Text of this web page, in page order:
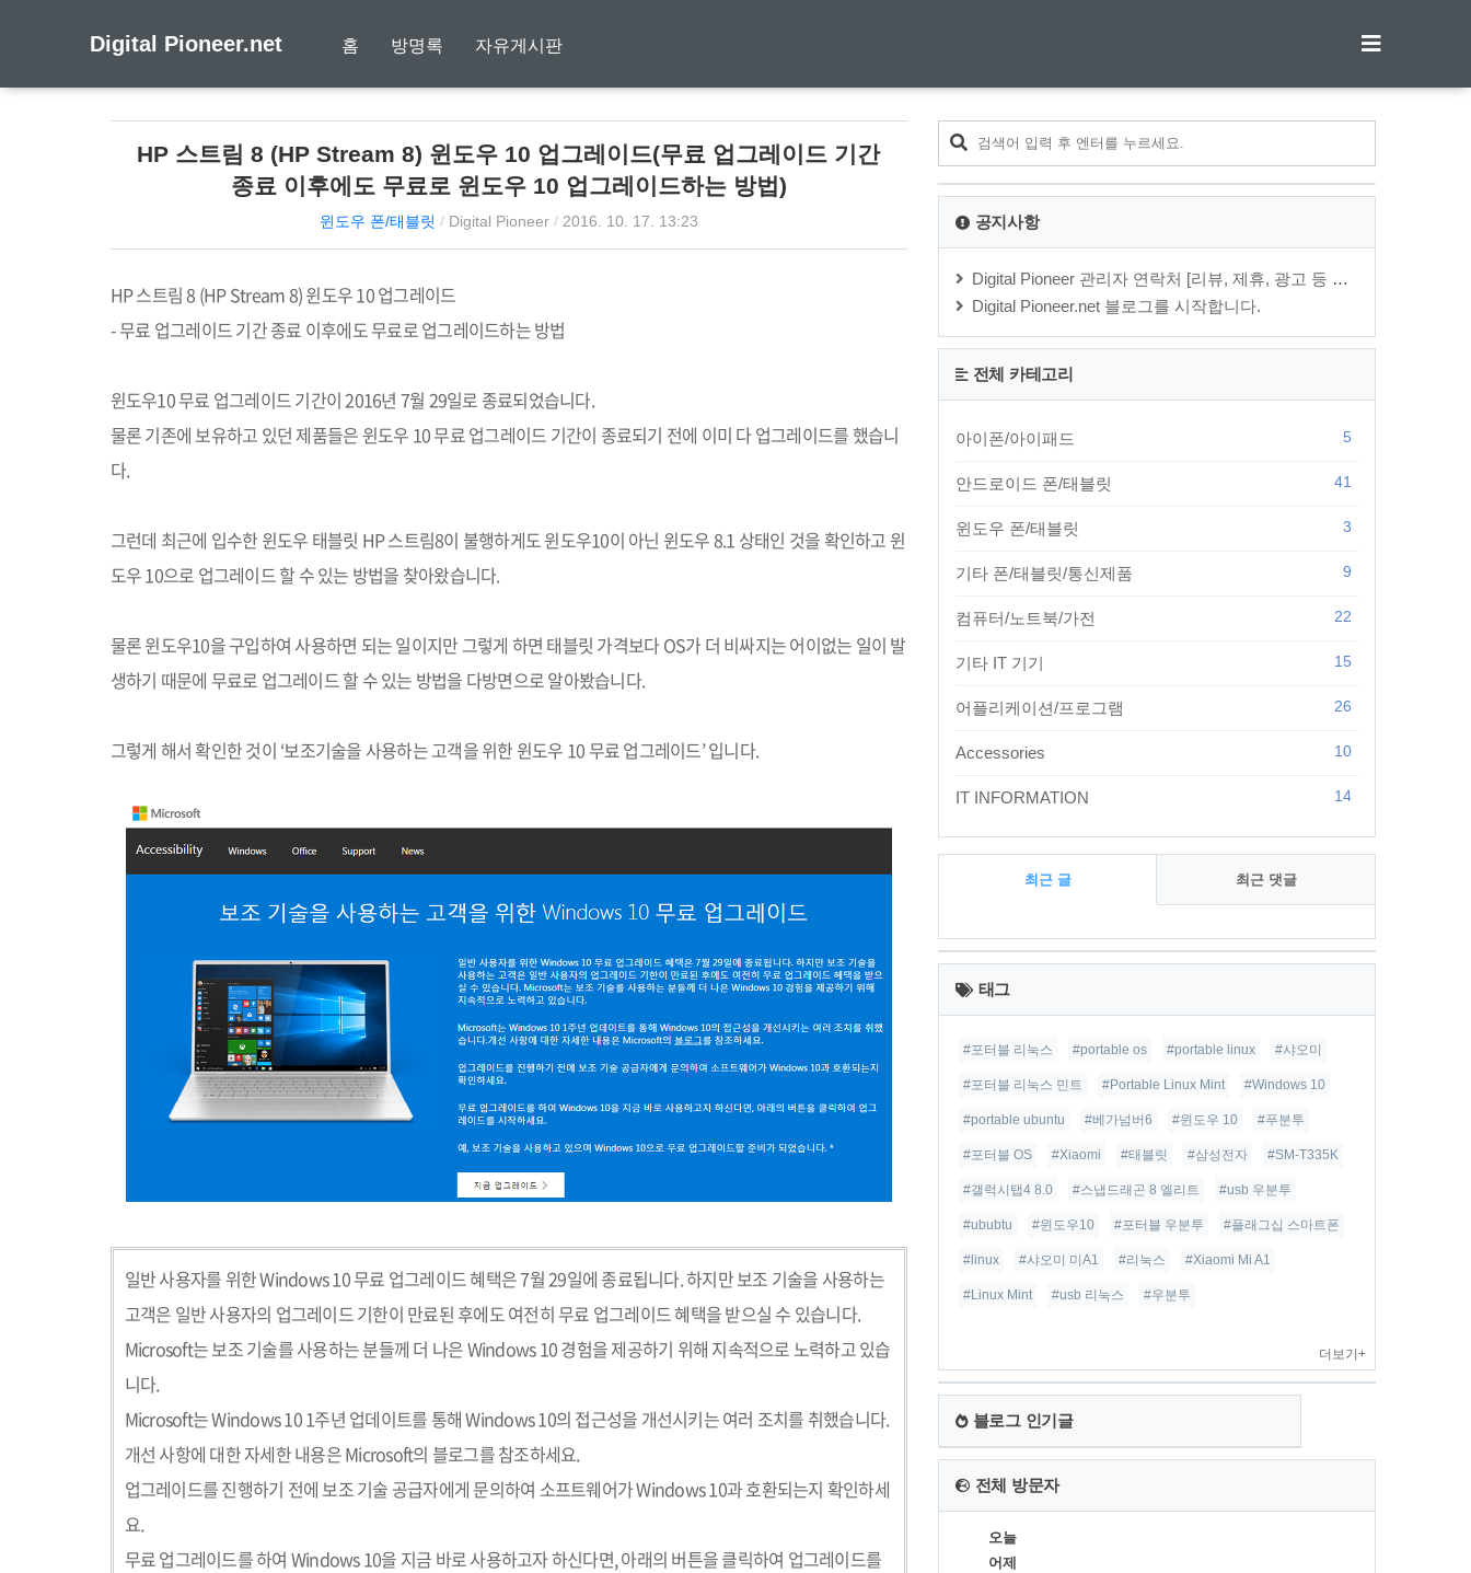
Digital Pioneer.net 홈 방명록 자유게시판
HP 스트림 8 (HP Stream 8) 윈도우 10 업그레이드(무료 업그레이드 기간
종료 이후에도 무료로 윈도우 10 업그레이드하는 방법)
윈도우 폰/태블릿 / Digital Pioneer/ 2016. 10. 17. 13:23
HP스트림8 (HP Stream 8)윈도우10업그레이드
-무료 업그레이드 기간 종료 이후에도 무료로 업그레이드하는 방법
윈도우10무료 업그레이드 기간이2016년 7월 29일로 종료되었습니다.
물론 기존에 보유하고 있던 제품들은 윈도우 10무료 업그레이드 기간이 종료되기 전에 이미 다 업그레이드를 했습니
다.
그런데 최근에 입수한 윈도우 태블릿 HP스트림8이 불행하게도 윈도우10이 아닌 윈도우8.1 상태인 것을 확인하고 윈
도우10으로 업그레이드 할 수 있는 방법을 찾아왔습니다.
물론 윈도우10을 구입하여 사용하면 되는 일이지만 그렇게 하면 태블릿 가격보다OS가 더 비싸지는 어이없는 일이 발
생하기 때문에 무료로 업그레이드 할 수 있는 방법을 다방면으로 알아봤습니다.
그렇게 해서 확인한 것이 ‘보조기술을 사용하는 고객을 위한 윈도우 10 무료 업그레이드’입니다.
일반 사용자를 위한Windows 10무료 업그레이드 혜택은7월29일에 종료됩니다.하지만 보조 기술을 사용하는
고객은 일반 사용자의 업그레이드 기한이 만료된 후에도 여전히 무료 업그레이드 혜택을 받으실 수 있습니다.
Microsoft는 보조 기술를 사용하는 분들께 더 나은Windows 10경험을 제공하기 위해 지속적으로 노력하고 있습
니다.
Microsoft는Windows 10 1주년 업데이트를 통해Windows 10의 접근성을 개선시키는 여러 조치를 취했습니다.
개선 사항에 대한 자세한 내용은Microsoft의 블로그를 참조하세요.
업그레이드를 진행하기 전에 보조 기술 공급자에게 문의하여 소프트웨어가Windows 10과 호환되는지 확인하세
요.
무료 업그레이드를 하여 Windows 10을 지금 바로 사용하고자 하신다면,아래의 버튼을 클릭하여 업그레이드를
공지사항
Digital Pioneer 관리자 연락처 [리뷰, 제휴, 광고 등 문의⋯
Digital Pioneer.net 블로그를 시작합니다.
전체 카테고리
아이폰/아이패드 5
안드로이드 폰/태블릿 41
윈도우 폰/태블릿 3
기타 폰/태블릿/통신제품 9
컴퓨터/노트북/가전 22
기타 IT 기기 15
어플리케이션/프로그램 26
Accessories 10
IT INFORMATION 14
최근 글 최근 댓글
최
근
글 태그
#포터블 리눅스 #portable os #portable linux #샤오미
#포터블 리눅스 민트 #Portable Linux Mint #Windows 10
#portable ubuntu #베가넘버6 #윈도우 10 #푸분투
#포터블 OS #Xiaomi #태블릿 #삼성전자 #SM-T335K
#갤럭시탭4 8.0 #스냅드래곤 8 엘리트 #usb 우분투
#ububtu #윈도우10 #포터블 우분투 #플래그십 스마트폰
#linux #샤오미 미A1 #리눅스 #Xiaomi Mi A1
#Linux Mint #usb 리눅스 #우분투
더보기+
블로그 인기글
전체 방문자
오늘
어제